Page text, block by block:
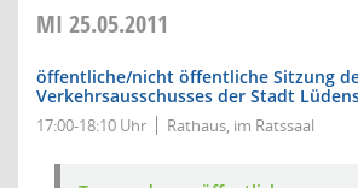
MI 25.05.2011
öffentliche/nicht öffentliche Sitzung
Verkehrsausschusses der Stadt
17:00-18:10 Uhr Rathaus, im Ratssaal